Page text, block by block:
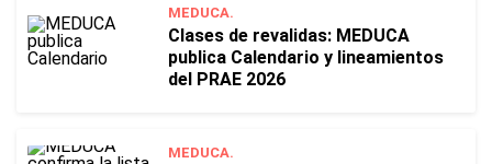
MEDUCA.
Clases de revalidas: MEDUCA
publica Calendario y lineamientos
del PRAE 2026
MEDUCA.